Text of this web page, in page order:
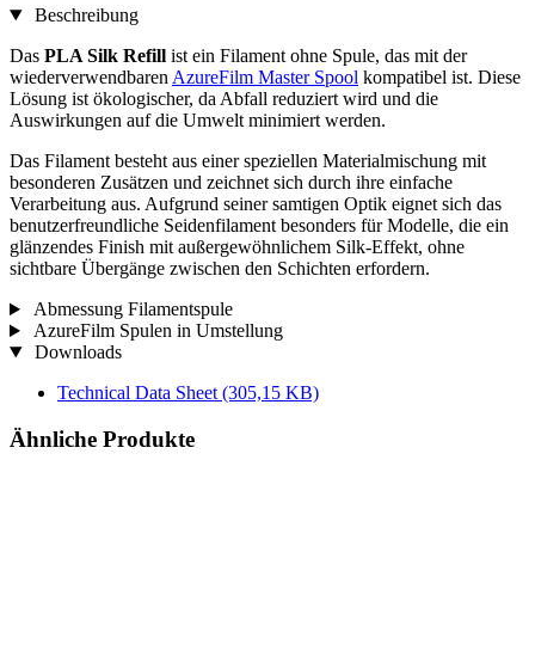
Beschreibung
Das PLA Silk Refill ist ein Filament ohne Spule, das mit der
wiederverwendbaren AzureFilm Master Spool kompatibel ist. Diese
Lösung ist ökologischer, da Abfall reduziert wird und die
Auswirkungen auf die Umwelt minimiert werden.
Das Filament besteht aus einer speziellen Materialmischung mit
besonderen Zusätzen und zeichnet sich durch ihre einfache
Verarbeitung aus. Aufgrund seiner samtigen Optik eignet sich das
benutzerfreundliche Seidenfilament besonders für Modelle, die ein
glänzendes Finish mit außergewöhnlichem Silk-Effekt, ohne
sichtbare Übergänge zwischen den Schichten erfordern.
Abmessung Filamentspule
AzureFilm Spulen in Umstellung
Downloads
Technical Data Sheet (305,15 KB)
Ähnliche Produkte